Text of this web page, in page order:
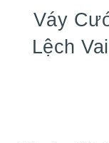
Váy
Lệch